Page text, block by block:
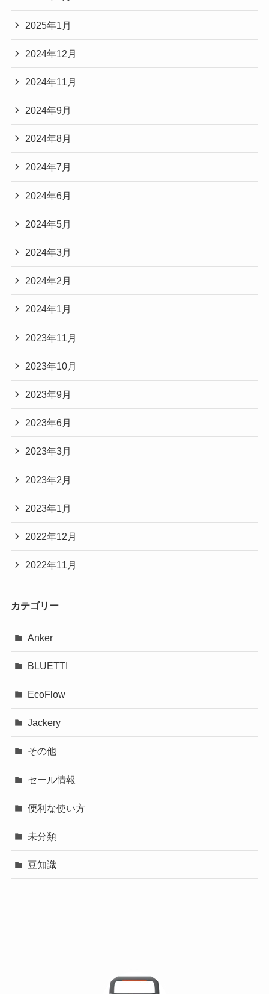
2025年1月
2024年12月
2024年11月
2024年9月
2024年8月
2024年7月
2024年6月
2024年5月
2024年3月
2024年2月
2024年1月
2023年11月
2023年10月
2023年9月
2023年6月
2023年3月
2023年2月
2023年1月
2022年12月
2022年11月
カテゴリー
Anker
BLUETTI
EcoFlow
Jackery
その他
セール情報
便利な使い方
未分類
豆知識